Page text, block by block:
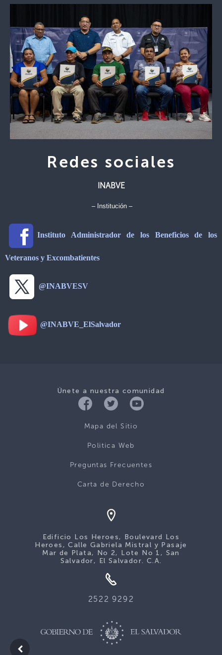
Redes sociales
INABVE
– Institución –
Instituto Administrador de los Beneficios de los
Veteranos y Excombatientes
@INABVESV
@INABVE_ElSalvador
Únete a nuestra comunidad
Mapa del Sitio
Politica Web
Preguntas Frecuentes
Carta de Derecho
Edificio Los Heroes, Boulevard Los
Heroes, Calle Gabriela Mistral y Pasaje
Mar de Plata, No 2, Lote No 1, San
Salvador, El Salvador. C.A.
2522 9292